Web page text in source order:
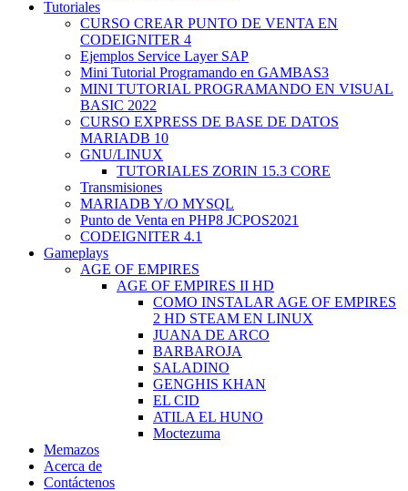
Tutoriales
CURSO CREAR PUNTO DE VENTA EN
CODEIGNITER 4
Ejemplos Service Layer SAP
Mini Tutorial Programando en GAMBAS3
MINI TUTORIAL PROGRAMANDO EN VISUAL
BASIC 2022
CURSO EXPRESS DE BASE DE DATOS
MARIADB 10
GNU/LINUX
TUTORIALES ZORIN 15.3 CORE
Transmisiones
MARIADB Y/O MYSQL
Punto de Venta en PHP8 JCPOS2021
CODEIGNITER 4.1
Gameplays
AGE OF EMPIRES
AGE OF EMPIRES II HD
COMO INSTALAR AGE OF EMPIRES
2 HD STEAM EN LINUX
JUANA DE ARCO
BARBAROJA
SALADINO
GENGHIS KHAN
EL CID
ATILA EL HUNO
Moctezuma
Memazos
Acerca de
Contáctenos